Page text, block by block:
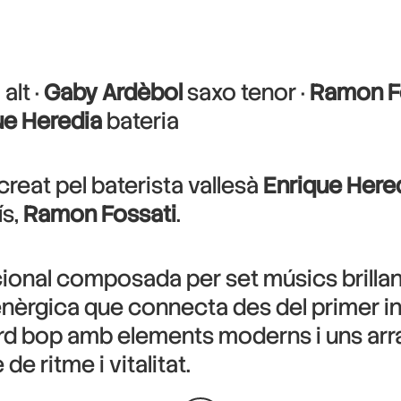
·Gaby Ardèbolsaxo tenor · Ramon
Herediabateria
pel baterista vallesà Enrique
Ramon Fossati.
composada per set músics
que connecta des del primer
bop amb elements moderns i uns
ritme i vitalitat.